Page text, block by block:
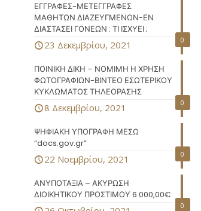
0
ΕΓΓΡΑΦΕΣ-ΜΕΤΕΓΓΡΑΦΕΣ
ΜΑΘΗΤΩΝ ΔΙΑΖΕΥΓΜΕΝΩΝ-ΕΝ
ΔΙΑΣΤΑΣΕΙ ΓΟΝΕΩΝ : ΤΙ ΙΣΧΥΕΙ ;
23 Δεκεμβρίου, 2021
0
ΠΟΙΝΙΚΗ ΔΙΚΗ – ΝΟΜΙΜΗ Η ΧΡΗΣΗ
ΦΩΤΟΓΡΑΦΙΩΝ-ΒΙΝΤΕΟ ΕΣΩΤΕΡΙΚΟΥ
ΚΥΚΛΩΜΑΤΟΣ ΤΗΛΕΟΡΑΣΗΣ
8 Δεκεμβρίου, 2021
0
ΨΗΦΙΑΚΗ ΥΠΟΓΡΑΦΗ ΜΕΣΩ
“docs.gov.gr”
22 Νοεμβρίου, 2021
0
ΑΝΥΠΟΤΑΞΙΑ – ΑΚΥΡΩΣΗ
ΔΙΟΙΚΗΤΙΚΟΥ ΠΡΟΣΤΙΜΟΥ 6.000,00€